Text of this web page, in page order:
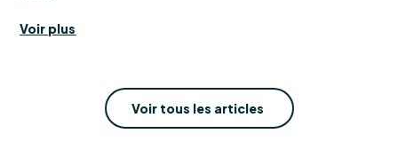
Voir plus
Voir tous les articles